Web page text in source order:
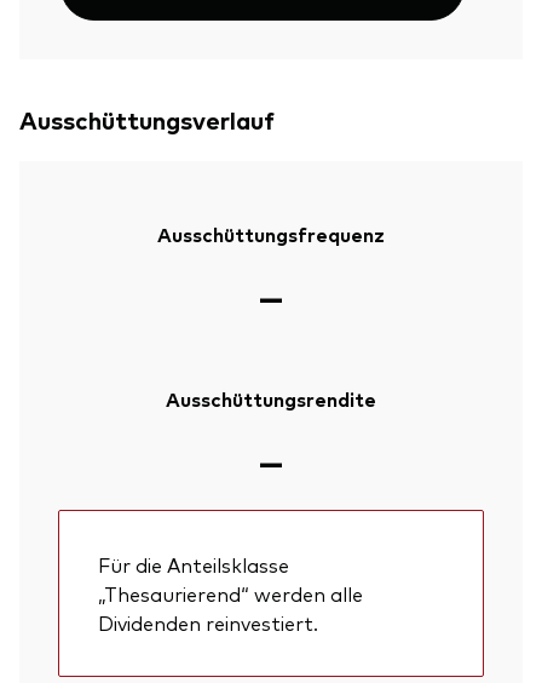
Ausschüttungsverlauf
Ausschüttungsfrequenz
—
Ausschüttungsrendite
—
Für die Anteilsklasse
„Thesaurierend“ werden alle
Dividenden reinvestiert.